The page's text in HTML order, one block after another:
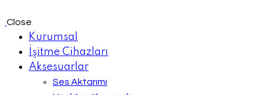
Close
Kurumsal
İşitme Cihazları
Aksesuarlar
Ses Aktarımı